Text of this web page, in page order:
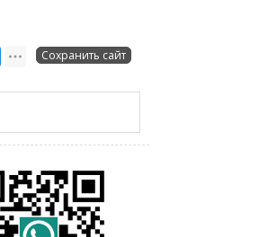
Сохранить сайт